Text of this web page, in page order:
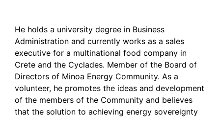
He holds a university degree in Business
Administration and currently works as a sales
executive for a multinational food company in
Crete and the Cyclades. Member of the Board of
Directors of Minoa Energy Community. As a
volunteer, he promotes the ideas and development
of the members of the Community and believes
that the solution to achieving energy sovereignty